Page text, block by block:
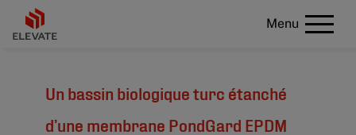
Menu
Un bassin biologique turc étanché
d’une membrane PondGard EPDM